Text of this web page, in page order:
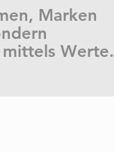
Marken
Werte.